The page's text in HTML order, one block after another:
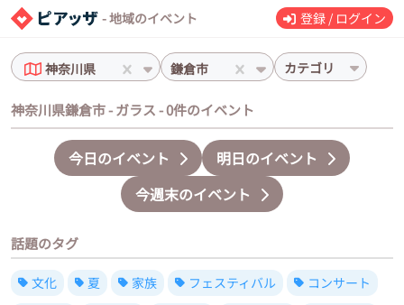
- 地域のイベント 登録 / ログイン
神奈川県 鎌倉市 カテゴリ
神奈川県鎌倉市 - ガラス - 0件のイベント
今日のイベント
明日のイベント
今週末のイベント
話題のタグ
文化 夏 家族 フェスティバル
コンサート